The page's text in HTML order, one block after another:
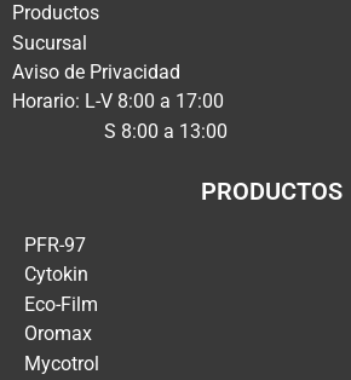
Productos
Sucursal
Aviso de Privacidad
Horario: L-V 8:00 a 17:00
S 8:00 a 13:00
PRODUCTOS
PFR-97
Cytokin
Eco-Film
Oromax
Mycotrol